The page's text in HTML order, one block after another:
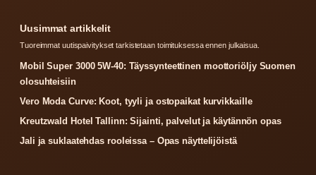
Uusimmat artikkelit
Tuoreimmat uutispaivitykset tarkistetaan toimituksessa ennen julkaisua.
Mobil Super 3000 5W-40: Täyssynteettinen moottoriöljy Suomen
olosuhteisiin
Vero Moda Curve: Koot, tyyli ja ostopaikat kurvikkaille
Kreutzwald Hotel Tallinn: Sijainti, palvelut ja käytännön opas
Jali ja suklaatehdas rooleissa – Opas näyttelijöistä